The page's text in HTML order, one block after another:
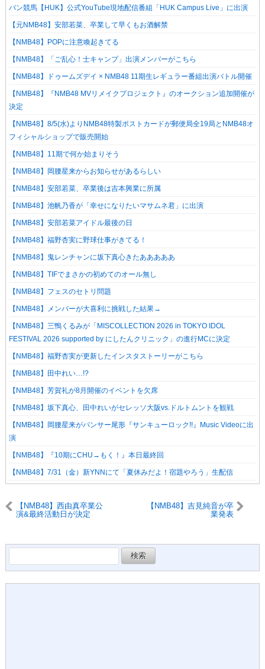
バン競馬【HUK】公式YouTube現地配信番組「HUK Campus Live」に出演
【元NMB48】安部若菜、卒業して早くもお酒解禁
【NMB48】POPに注意喚起きてる
【NMB48】「ご乱心！士キャンプ」出演メンバーがこちら
【NMB48】ドゥームズデイ × NMB48 11期生レギュラー番組出演バトル開催
【NMB48】『NMB48 MVリメイクプロジェクト』のオークション追加開催が
決定
【NMB48】8/5(水)よりNMB48特製ポストカードが郵便局全19局とNMB48オ
フィシャルショップで販売開始
【NMB48】11期で何か始まりそう
【NMB48】岡腰星来からお知らせがあるらしい
【NMB48】安部若菜、卒業後は吉本興業に所属
【NMB48】池帆乃香が「幸せになりたいマサムネ君」に出演
【NMB48】安部若菜アイドル最後の日
【NMB48】福野杏実に野球仕事がきてる！
【NMB48】鬼レンチャンに坂下真心きたあああああ
【NMB48】TIFでまさかの初めてのオール無し
【NMB48】フェスのセトリ問題
【NMB48】メンバーが大喜利に挑戦した結果→
【NMB48】三鴨くるみが「MISCOLLECTION 2026 in TOKYO IDOL
FESTIVAL 2026 supported by にしたんクリニック」の進行MCに決定
【NMB48】福野杏実が更新したインスタストーリーがこちら
【NMB48】田中れい…!?
【NMB48】芳賀礼が8月開催のイベントを欠席
【NMB48】坂下真心、田中れいがセレッソ大阪vs.ドルトムントを観戦
【NMB48】岡腰星来がパンサー尾形『サンキューロック!!』Music Videoに出
演
【NMB48】『10期にCHU→もく！』本日最終回
【NMB48】7/31（金）新YNNにて「夏休みだよ！宿題やろう」生配信
【NMB48】西由真卒業公
演&最終活動日が決定
【NMB48】吉見純音が卒
業発表
索: